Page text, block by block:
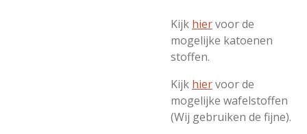
Kijk hiervoor de
mogelijke katoenen
stoffen.
Kijk hiervoor de
mogelijke wafelstoffen
(Wij gebruiken de fijne).